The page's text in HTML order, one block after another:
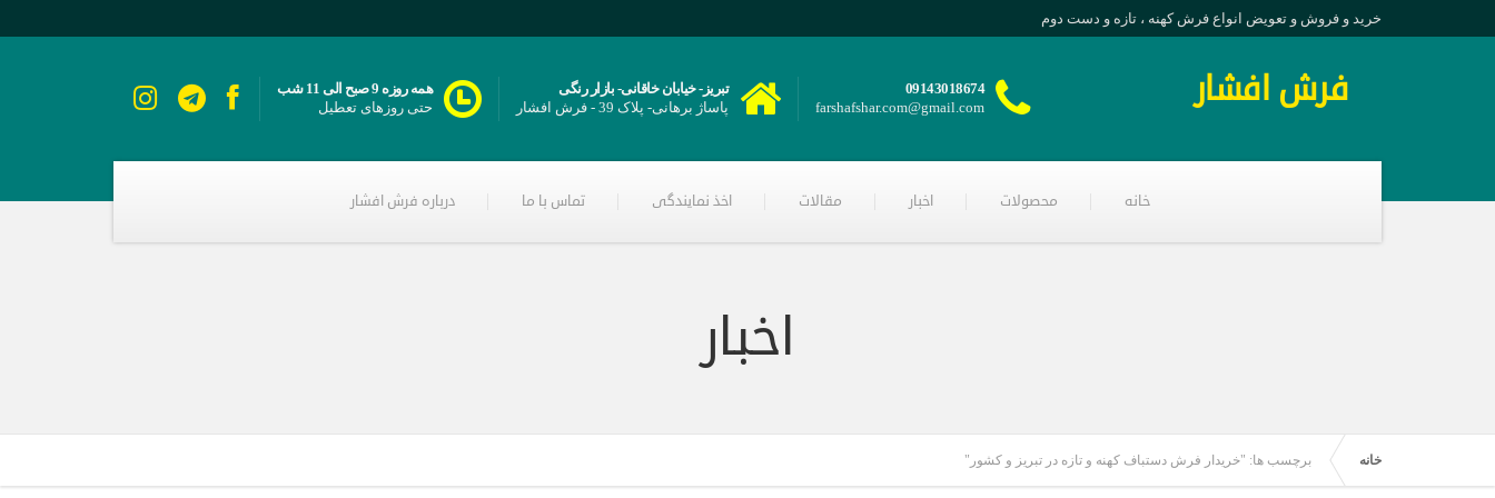
خرید و فروش و تعویض انواع فرش کهنه ، تازه و دست دوم
فرش افشار
09143018674
farshafshar.com@gmail.com
تبریز- خیابان خاقانی- بازار رنگی
پاساژ برهانی- پلاک 39 - فرش افشار
همه روزه 9 صبح الی 11 شب
حتی روزهای تعطیل
خانه محصولات اخبار مقالات اخذ نمایندگی تماس با ما درباره فرش افشار
اخبار
خانه برچسب ها: "خریدار فرش دستباف کهنه و تازه در تبریز و کشور"